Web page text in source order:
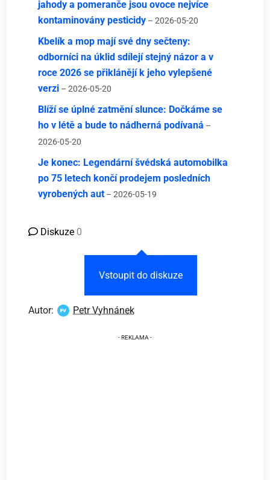
jahody a pomeranče jsou ovoce nejvíce
kontaminovány pesticidy – 2026-05-20
Kbelík a mop mají své dny sečteny:
odborníci na úklid sdílejí stejný názor a v
roce 2026 se přiklánějí k jeho vylepšené
verzi – 2026-05-20
Blíží se úplné zatmění slunce: Dočkáme se
ho v létě a bude to nádherná podívaná –
2026-05-20
Je konec: Legendární švédská automobilka
po 75 letech končí prodejem posledních
vyrobených aut – 2026-05-19
Diskuze 0
Vstoupit do diskuze
Autor: Petr Vyhnánek